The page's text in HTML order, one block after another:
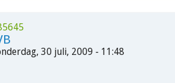
30 juli, 2009 - 11:48